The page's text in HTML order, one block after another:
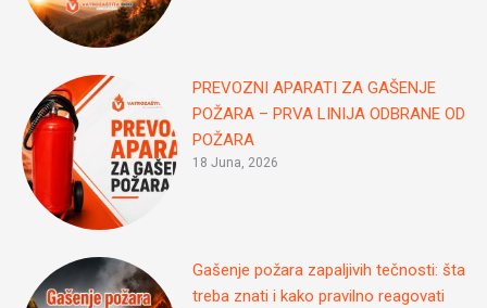
PREVOZNI APARATI ZA GAŠENJE
POŽARA – PRVA LINIJA ODBRANE OD
POŽARA
18 Juna, 2026
Gašenje požara zapaljivih tečnosti: šta
treba znati i kako pravilno reagovati